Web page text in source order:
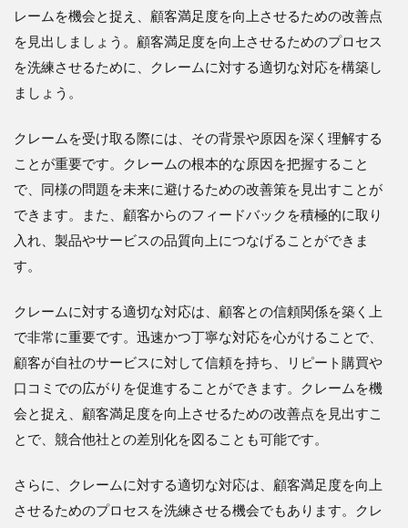
レームを機会と捉え、顧客満足度を向上させるための改善点
を見出しましょう。顧客満足度を向上させるためのプロセス
を洗練させるために、クレームに対する適切な対応を構築し
ましょう。
クレームを受け取る際には、その背景や原因を深く理解する
ことが重要です。クレームの根本的な原因を把握すること
で、同様の問題を未来に避けるための改善策を見出すことが
できます。また、顧客からのフィードバックを積極的に取り
入れ、製品やサービスの品質向上につなげることができま
す。
クレームに対する適切な対応は、顧客との信頼関係を築く上
で非常に重要です。迅速かつ丁寧な対応を心がけることで、
顧客が自社のサービスに対して信頼を持ち、リピート購買や
口コミでの広がりを促進することができます。クレームを機
会と捉え、顧客満足度を向上させるための改善点を見出すこ
とで、競合他社との差別化を図ることも可能です。
さらに、クレームに対する適切な対応は、顧客満足度を向上
させるためのプロセスを洗練させる機会でもあります。クレ